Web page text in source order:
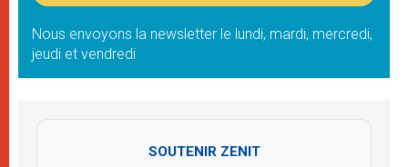
Nous envoyons la newsletter le lundi, mardi, mercredi,
jeudi et vendredi
SOUTENIR ZENIT